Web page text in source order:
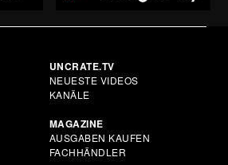
UNCRATE.TV
NEUESTE VIDEOS
KANÄLE
MAGAZINE
AUSGABEN KAUFEN
FACHHÄNDLER